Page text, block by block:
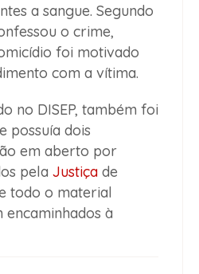
a sangue. Segundo
o crime,
foi motivado
com a vítima.
no DISEP, também foi
possuía dois
em aberto por
pela Justiça de
todo o material
à